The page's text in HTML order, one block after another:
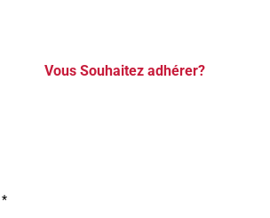
Vous Souhaitez adhérer?
*